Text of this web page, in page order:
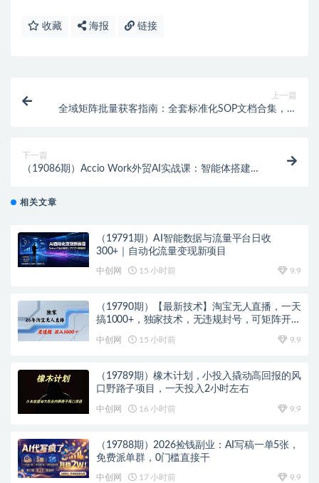
收藏 海报 链接
上一篇
全域矩阵批量获客指南：全套标准化SOP文档合集，多
下一篇
（19086期）Accio Work外贸AI实战课：智能体搭建
相关文章
（19791期）AI智能数据与流量平台日收
300+｜自动化流量变现新项目
中创网 15 小时前 9.9
（19790期）【最新技术】淘宝无人直播，一天
搞1000+，独家技术，无违规封号，可矩阵开
中创网 15 小时前 9.9
（19789期）橡木计划，小投入撬动高回报的风
口野路子项目，一天投入2小时左右
中创网 16 小时前 9.9
（19788期）2026捡钱副业：AI写稿一单5张，
免费派单群，0门槛直接干
中创网 17 小时前 9.9